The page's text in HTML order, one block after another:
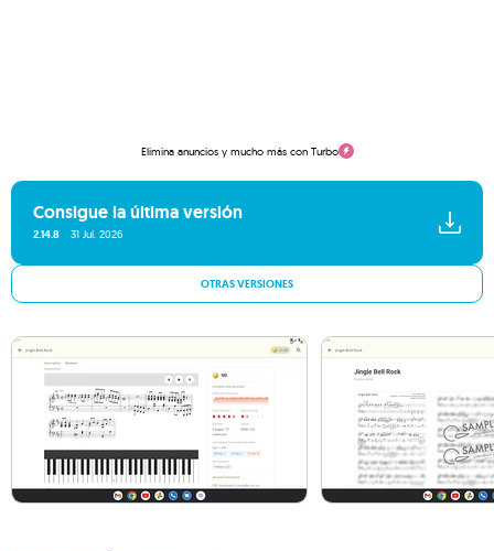
Elimina anuncios y mucho más con Turbo
Consigue la última versión
2.14.8 31 Jul. 2026
OTRAS VERSIONES